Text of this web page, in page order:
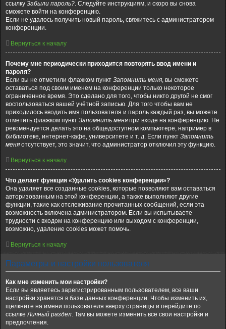
ссылку Забыли пароль?. Следуйте инструкциям, и скоро вы снова
сможете войти на конференцию.
Если не удалось получить новый пароль, свяжитесь с администратором
конференции.
Вернуться к началу
Почему мне периодически приходится повторять ввод имени и
пароля?
Если вы не отметили флажком пункт Запомнить меня, вы сможете
оставаться под своим именем на конференции только некоторое
ограниченное время. Это сделано для того, чтобы никто другой не смог
воспользоваться вашей учётной записью. Для того чтобы вам не
приходилось вводить имя пользователя и пароль каждый раз, вы можете
отметить флажком пункт Запомнить меня при входе на конференцию. Не
рекомендуется делать это на общедоступном компьютере, например в
библиотеке, интернет-кафе, университете и т. д. Если пункт Запомнить
меня отсутствует, это значит, что администратор отключил эту функцию.
Вернуться к началу
Что делает функция «Удалить cookies конференции»?
Она удаляет все созданные cookies, которые позволяют вам оставаться
авторизованным на этой конференции, а также выполняют другие
функции, такие как отслеживание прочитанных сообщений, если эта
возможность включена администратором. Если вы испытываете
трудности с входом на конференцию или выходом с конференции,
возможно, удаление cookies может помочь.
Вернуться к началу
Параметры и настройки пользователя
Как мне изменить мои настройки?
Если вы являетесь зарегистрированным пользователем, все ваши
настройки хранятся в базе данных конференции. Чтобы изменить их,
щёлкните на имени пользователя вверху страницы и перейдите по
ссылкеЛичный раздел. Там вы можете изменить все свои настройки и
предпочтения.